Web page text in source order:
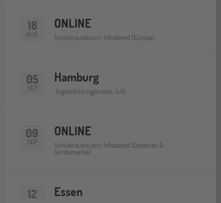
18
AUG
ONLINE
Schüleraustausch-Infoabend (Europa)
05
SEP
Hamburg
Jugendbildungsmesse JuBi
09
SEP
ONLINE
Schüleraustausch-Infoabend (Ozeanien &
Nordamerika)
12 Essen